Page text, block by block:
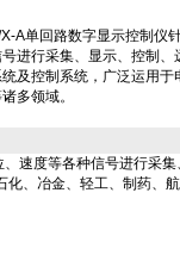
A单回路数字显示控制仪
进行采集、显示、控制、
及控制系统，广泛运用于
多领域。
速度等各种信号进行采集
、冶金、轻工、制药、航